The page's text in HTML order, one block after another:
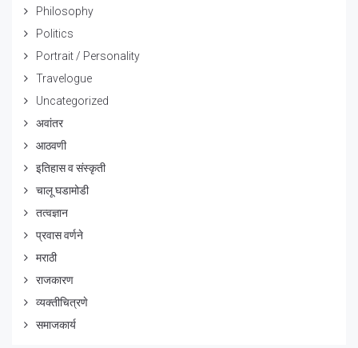
Philosophy
Politics
Portrait / Personality
Travelogue
Uncategorized
अवांतर
आठवणी
इतिहास व संस्कृती
चालू घडामोडी
तत्वज्ञान
प्रवास वर्णने
मराठी
राजकारण
व्यक्तीचित्रणे
समाजकार्य